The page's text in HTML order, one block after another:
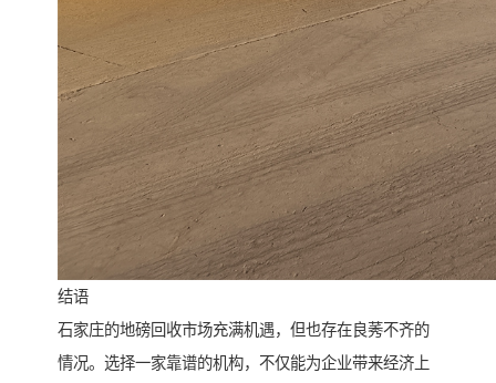
结语
石家庄的地磅回收市场充满机遇，但也存在良莠不齐的
情况。选择一家靠谱的机构，不仅能为企业带来经济上